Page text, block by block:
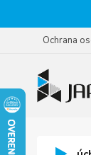
Ochrana